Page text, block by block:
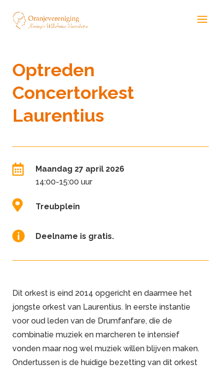
Optreden
Concertorkest
Laurentius

Maandag 27 april 2026
14:00-15:00 uur
 Treubplein
 Deelname is gratis.
Dit orkest is eind 2014 opgericht en daarmee het
jongste orkest van Laurentius. In eerste instantie
voor oud leden van de Drumfanfare, die de
combinatie muziek en marcheren te intensief
vonden maar nog wel muziek willen blijven maken.
Ondertussen is de huidige bezetting van dit orkest